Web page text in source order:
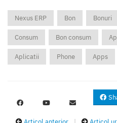
Nexus ERP Bon Bonuri
Consum Bon consum
Aplicatii Phone Apps